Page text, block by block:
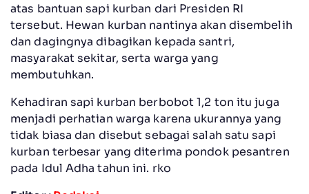
atas bantuan sapi kurban dari Presiden RI
tersebut. Hewan kurban nantinya akan disembelih
dan dagingnya dibagikan kepada santri,
masyarakat sekitar, serta warga yang
membutuhkan.
Kehadiran sapi kurban berbobot 1,2 ton itu juga
menjadi perhatian warga karena ukurannya yang
tidak biasa dan disebut sebagai salah satu sapi
kurban terbesar yang diterima pondok pesantren
pada Idul Adha tahun ini. rko